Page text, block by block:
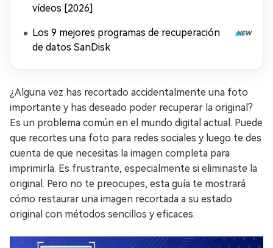
vídeos [2026]
Los 9 mejores programas de recuperación
de datos SanDisk
¿Alguna vez has recortado accidentalmente una foto
importante y has deseado poder recuperar la original?
Es un problema común en el mundo digital actual. Puede
que recortes una foto para redes sociales y luego te des
cuenta de que necesitas la imagen completa para
imprimirla. Es frustrante, especialmente si eliminaste la
original. Pero no te preocupes, esta guía te mostrará
cómo restaurar una imagen recortada a su estado
original con métodos sencillos y eficaces.